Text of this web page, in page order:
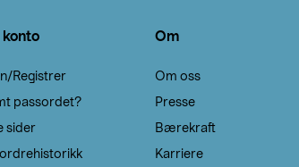
konto
Registrer
passordet?
sider
Om
Om oss
Presse
Bærekraft
Karriere